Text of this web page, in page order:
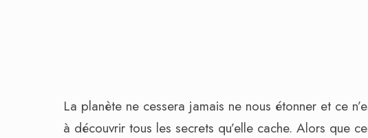
La planète ne cessera jamais ne nous étonner et ce
à découvrir tous les secrets qu’elle cache. Alors que